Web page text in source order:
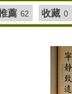
薦 62 收藏 0